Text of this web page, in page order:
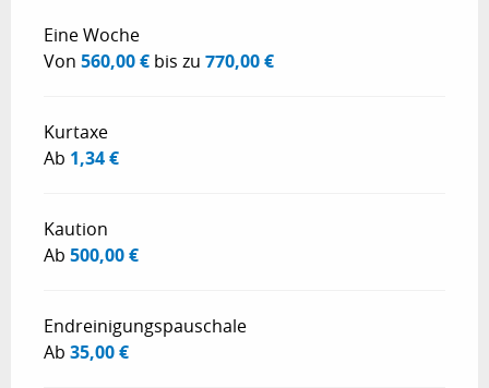
Preise 2026
Eine Woche
Von 560,00 € bis zu 770,00 €
Kurtaxe
Ab 1,34 €
Kaution
Ab 500,00 €
Endreinigungspauschale
Ab 35,00 €